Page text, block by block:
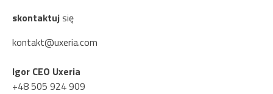
skontaktujsię
kontakt@uxeria.com
Igor CEO Uxeria
+48 505 924 909